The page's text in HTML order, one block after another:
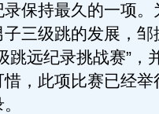
保持最久的一项。
三级跳的发展，
跳远纪录挑战赛”，
，此项比赛已经